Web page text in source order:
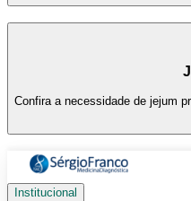
Confira a necessidade de jejum
Institucional